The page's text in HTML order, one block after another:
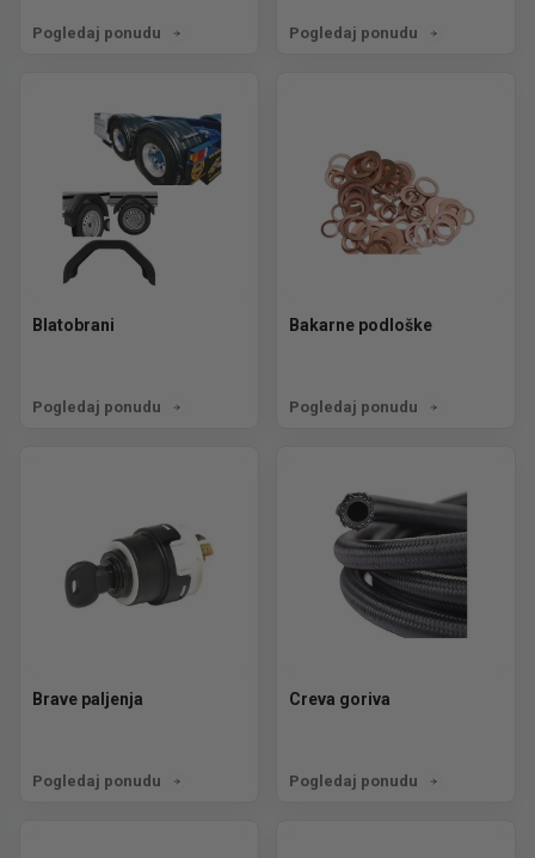
Pogledaj ponudu Pogledaj ponudu
Blatobrani
Pogledaj ponudu
Bakarne podloške
Pogledaj ponudu
Brave paljenja
Pogledaj ponudu
Creva goriva
Pogledaj ponudu